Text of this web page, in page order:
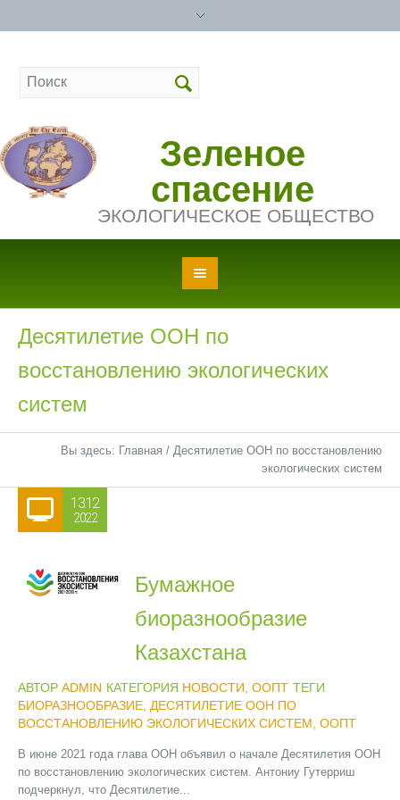
Зеленое
спасение
ЭКОЛОГИЧЕСКОЕ ОБЩЕСТВО
Десятилетие ООН по
восстановлению экологических
систем
Вы здесь: Главная / Десятилетие ООН по восстановлению
экологических систем
13.12
2022
Бумажное
биоразнообразие
Казахстана
АВТОР ADMIN КАТЕГОРИЯ НОВОСТИ ООПТ ТЕГИ
БИОРАЗНООБРАЗИЕ ДЕСЯТИЛЕТИЕ ООН ПО
ВОССТАНОВЛЕНИЮ ЭКОЛОГИЧЕСКИХ СИСТЕМ ООПТ
В июне 2021 года глава ООН объявил о начале Десятилетия ООН
по восстановлению экологических систем. Антониу Гутерриш
подчеркнул, что Десятилетие...